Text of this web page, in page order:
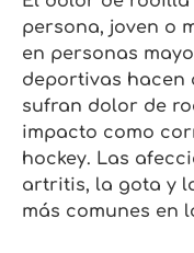
persona, joven o
en personas
deportivas hacen
sufran dolor de
impacto como
hockey. Las
artritis, la gota y
más comunes en